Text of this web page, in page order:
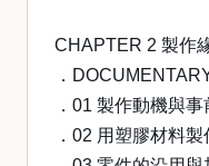
CHAPTER 2 製作
．
．01 製作動機與
．02 用塑膠材料